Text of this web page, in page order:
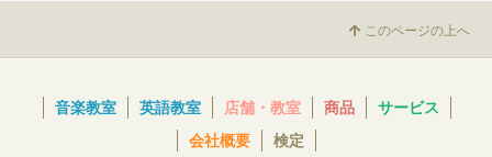
このページの上へ
音楽教室 英語教室 店舗・教室 商品
サービス
会社概要
検定